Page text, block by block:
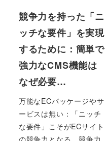
競争力を持った「ニ
ッチな要件」を実現
するために：簡単で
強力なCMS機能は
なぜ必要…
万能なECパッケージやサ
ービスは無い：「ニッチ
な要件」こそがECサイト
の競争力となる、競争力